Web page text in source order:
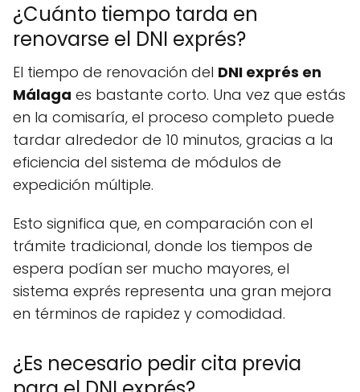
¿Cuánto tiempo tarda en
renovarse el DNI exprés?
El tiempo de renovación del DNI exprés en
Málaga es bastante corto. Una vez que estás
en la comisaría, el proceso completo puede
tardar alrededor de 10 minutos, gracias a la
eficiencia del sistema de módulos de
expedición múltiple.
Esto significa que, en comparación con el
trámite tradicional, donde los tiempos de
espera podían ser mucho mayores, el
sistema exprés representa una gran mejora
en términos de rapidez y comodidad.
¿Es necesario pedir cita previa